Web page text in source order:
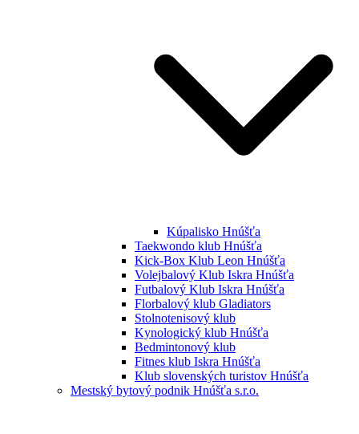
Kúpalisko Hnúšťa
Taekwondo klub Hnúšťa
Kick-Box Klub Leon Hnúšťa
Volejbalový Klub Iskra Hnúšťa
Futbalový Klub Iskra Hnúšťa
Florbalový klub Gladiators
Stolnotenisový klub
Kynologický klub Hnúšťa
Bedmintonový klub
Fitnes klub Iskra Hnúšťa
Klub slovenských turistov Hnúšťa
Mestský bytový podnik Hnúšťa s.r.o.